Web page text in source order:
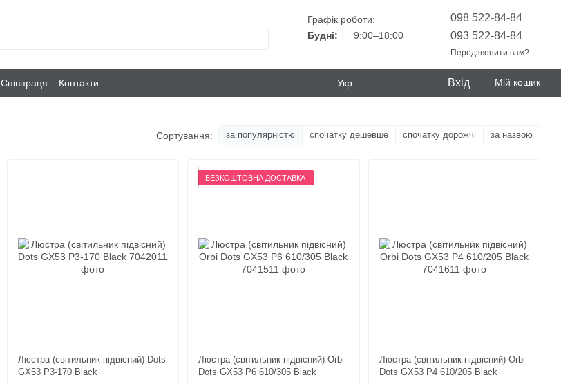
Графік роботи:
Будні:
9:00–18:00
098 522-84-84
093 522-84-84
Передзвонити вам?
Співпраця Контакти Укр Вхід Мій кошик
Сортування: за популярністю спочатку дешевше спочатку дорожчі за назвою
Люстра (світильник підвісний) Dots
GX53 P3-170 Black
БЕЗКОШТОВНА ДОСТАВКА
Люстра (світильник підвісний) Orbi
Dots GX53 P6 610/305 Black
Люстра (світильник підвісний) Orbi
Dots GX53 P4 610/205 Black